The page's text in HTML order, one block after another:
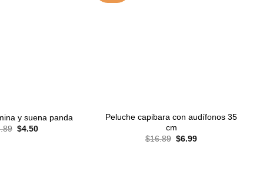
y suena panda
El
$4.50El
Peluche capibara con audífonos 35
cm
$16.89 El
$6.99El